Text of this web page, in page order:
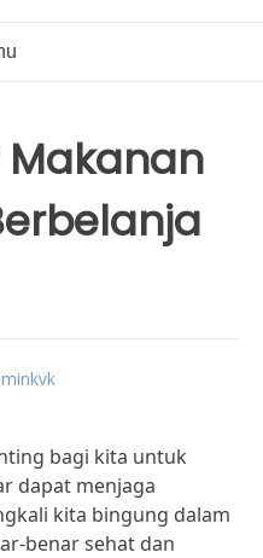
Makanan
bagi kita untuk
dapat menjaga
kita bingung dalam
benar sehat dan